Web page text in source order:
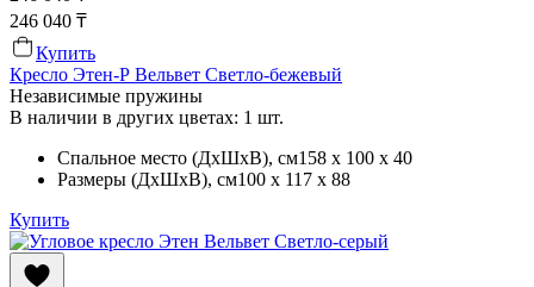
246 040 ₸
Купить
Кресло Этен-Р Вельвет Светло-бежевый
Независимые пружины
В наличии в других цветах: 1 шт.
Спальное место (ДхШхВ), см158 x 100 x 40
Размеры (ДхШхВ), см100 x 117 x 88
Купить